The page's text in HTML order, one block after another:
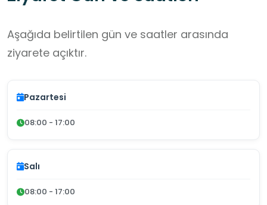
Aşağıda belirtilen gün ve saatler arasında
ziyarete açıktır.
Pazartesi
08:00 - 17:00
Salı
08:00 - 17:00